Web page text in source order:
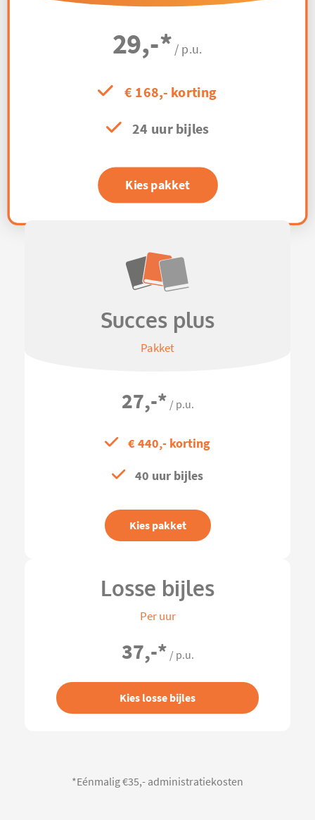
29,-* / p.u.
€ 168,- korting
24 uur bijles
Kies pakket
Succes plus
Pakket
27,-* / p.u.
€ 440,- korting
40 uur bijles
Kies pakket
Losse bijles
Per uur
37,-* / p.u.
Kies losse bijles
*Eénmalig €35,- administratiekosten